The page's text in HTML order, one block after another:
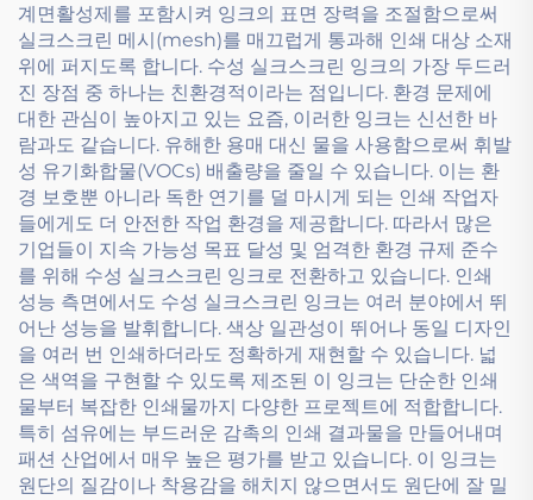
계면활성제를 포함시켜 잉크의 표면 장력을 조절함으로써
실크스크린 메시(mesh)를 매끄럽게 통과해 인쇄 대상 소재
위에 퍼지도록 합니다. 수성 실크스크린 잉크의 가장 두드러
진 장점 중 하나는 친환경적이라는 점입니다. 환경 문제에
대한 관심이 높아지고 있는 요즘, 이러한 잉크는 신선한 바
람과도 같습니다. 유해한 용매 대신 물을 사용함으로써 휘발
성 유기화합물(VOCs) 배출량을 줄일 수 있습니다. 이는 환
경 보호뿐 아니라 독한 연기를 덜 마시게 되는 인쇄 작업자
들에게도 더 안전한 작업 환경을 제공합니다. 따라서 많은
기업들이 지속 가능성 목표 달성 및 엄격한 환경 규제 준수
를 위해 수성 실크스크린 잉크로 전환하고 있습니다. 인쇄
성능 측면에서도 수성 실크스크린 잉크는 여러 분야에서 뛰
어난 성능을 발휘합니다. 색상 일관성이 뛰어나 동일 디자인
을 여러 번 인쇄하더라도 정확하게 재현할 수 있습니다. 넓
은 색역을 구현할 수 있도록 제조된 이 잉크는 단순한 인쇄
물부터 복잡한 인쇄물까지 다양한 프로젝트에 적합합니다.
특히 섬유에는 부드러운 감촉의 인쇄 결과물을 만들어내며
패션 산업에서 매우 높은 평가를 받고 있습니다. 이 잉크는
원단의 질감이나 착용감을 해치지 않으면서도 원단에 잘 밀